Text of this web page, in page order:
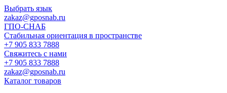
Выбрать язык
zakaz@gposnab.ru
ГПО-СНАБ
Стабильная ориентация в пространстве
+7 905 833 7888
Свяжитесь с нами
+7 905 833 7888
zakaz@gposnab.ru
Каталог товаров